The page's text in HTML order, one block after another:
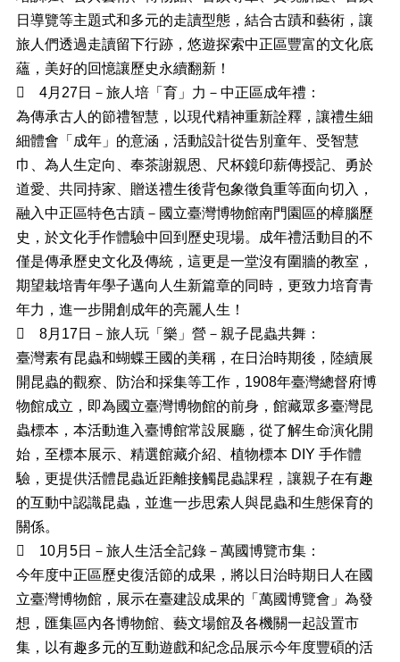
退
休
人
專
區
人
資
料
保
護
專
區
無
障
礙
專
區
電
子
公
告
欄
性
騷
擾
防
專
區
日導覽等主題式和多元的走讀型態，結合古蹟和藝術，讓
旅人們透過走讀留下行跡，悠遊探索中正區豐富的文化底
蘊，美好的回憶讓歷史永續翻新！

4月27日－旅人培「育」力－中正區成年禮：
為傳承古人的節禮智慧，以現代精神重新詮釋，讓禮生細
細體會「成年」的意涵，活動設計從告別童年、受智慧
巾、為人生定向、奉茶謝親恩、尺杯鏡印薪傳授記、勇於
道愛、共同持家、贈送禮生後背包象徵負重等面向切入，
融入中正區特色古蹟－國立臺灣博物館南門園區的樟腦歷
史，於文化手作體驗中回到歷史現場。成年禮活動目的不
僅是傳承歷史文化及傳統，這更是一堂沒有圍牆的教室，
期望栽培青年學子邁向人生新篇章的同時，更致力培育青
年力，進一步開創成年的亮麗人生！

8月17日－旅人玩「樂」營－親子昆蟲共舞：
臺灣素有昆蟲和蝴蝶王國的美稱，在日治時期後，陸續展
開昆蟲的觀察、防治和採集等工作，1908年臺灣總督府博
物館成立，即為國立臺灣博物館的前身，館藏眾多臺灣昆
蟲標本，本活動進入臺博館常設展廳，從了解生命演化開
始，至標本展示、精選館藏介紹、植物標本 DIY 手作體
驗，更提供活體昆蟲近距離接觸昆蟲課程，讓親子在有趣
的互動中認識昆蟲，並進一步思索人與昆蟲和生態保育的
關係。

10月5日－旅人生活全記錄－萬國博覽市集：
今年度中正區歷史復活節的成果，將以日治時期日人在國
立臺灣博物館，展示在臺建設成果的「萬國博覽會」為發
想，匯集區內各博物館、藝文場館及各機關一起設置市
集，以有趣多元的互動遊戲和紀念品展示今年度豐碩的活